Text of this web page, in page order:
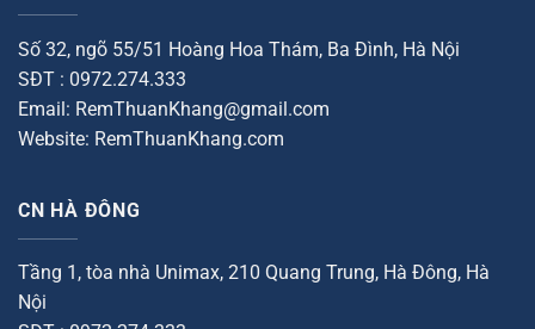
Số 32, ngõ 55/51 Hoàng Hoa Thám, Ba Đình, Hà Nội
SĐT : 0972.274.333
Email: RemThuanKhang@gmail.com
Website: RemThuanKhang.com
CN HÀ ĐÔNG
Tầng 1, tòa nhà Unimax, 210 Quang Trung, Hà Đông, Hà
Nội